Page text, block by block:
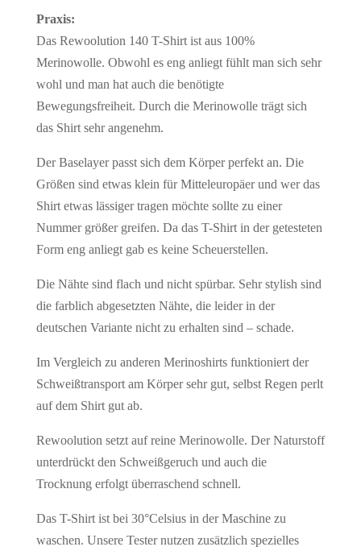
Praxis:
Das Rewoolution 140 T-Shirt ist aus 100%
Merinowolle. Obwohl es eng anliegt fühlt man sich sehr
wohl und man hat auch die benötigte
Bewegungsfreiheit. Durch die Merinowolle trägt sich
das Shirt sehr angenehm.
Der Baselayer passt sich dem Körper perfekt an. Die
Größen sind etwas klein für Mitteleuropäer und wer das
Shirt etwas lässiger tragen möchte sollte zu einer
Nummer größer greifen. Da das T-Shirt in der getesteten
Form eng anliegt gab es keine Scheuerstellen.
Die Nähte sind flach und nicht spürbar. Sehr stylish sind
die farblich abgesetzten Nähte, die leider in der
deutschen Variante nicht zu erhalten sind – schade.
Im Vergleich zu anderen Merinoshirts funktioniert der
Schweißtransport am Körper sehr gut, selbst Regen perlt
auf dem Shirt gut ab.
Rewoolution setzt auf reine Merinowolle. Der Naturstoff
unterdrückt den Schweißgeruch und auch die
Trocknung erfolgt überraschend schnell.
Das T-Shirt ist bei 30°Celsius in der Maschine zu
waschen. Unsere Tester nutzen zusätzlich spezielles